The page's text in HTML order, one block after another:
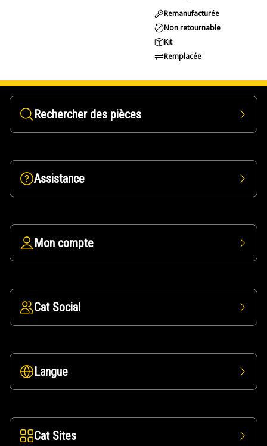
Remanufacturée
Non retournable
Kit
Remplacée
Rechercher des pièces
Assistance
Mon compte
Cat Social
Langue
Cat Sites